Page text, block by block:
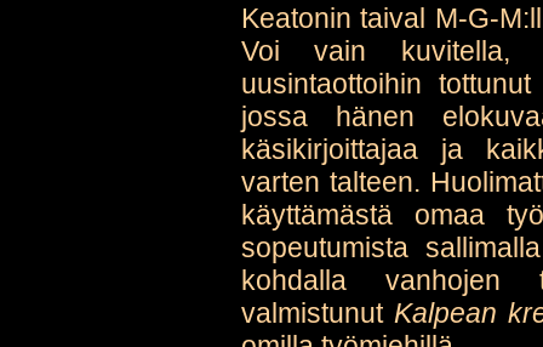
Keatonin taival M-G-
Voi vain kuvitella,
uusintaottoihin
jossa hänen
käsikirjoittajaa ja
varten talteen.
käyttämästä omaa
sopeutumista
kohdalla vanhojen
valmistunut Kalpean